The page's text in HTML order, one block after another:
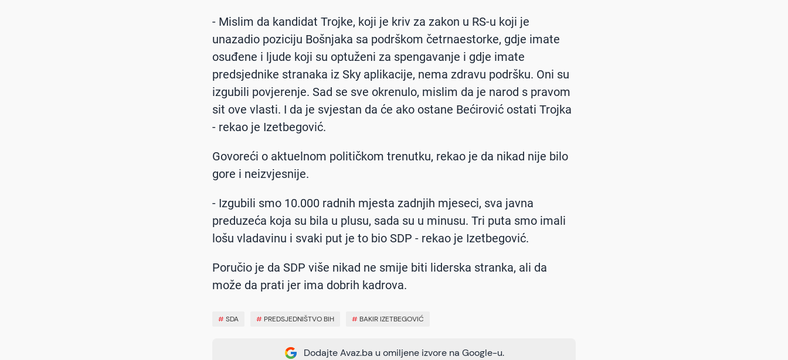
- Mislim da kandidat Trojke, koji je kriv za zakon u RS-u koji je
unazadio poziciju Bošnjaka sa podrškom četrnaestorke, gdje imate
osuđene i ljude koji su optuženi za spengavanje i gdje imate
predsjednike stranaka iz Sky aplikacije, nema zdravu podršku. Oni su
izgubili povjerenje. Sad se sve okrenulo, mislim da je narod s pravom
sit ove vlasti. I da je svjestan da će ako ostane Bećirović ostati Trojka
- rekao je Izetbegović.
Govoreći o aktuelnom političkom trenutku, rekao je da nikad nije bilo
gore i neizvjesnije.
- Izgubili smo 10.000 radnih mjesta zadnjih mjeseci, sva javna
preduzeća koja su bila u plusu, sada su u minusu. Tri puta smo imali
lošu vladavinu i svaki put je to bio SDP - rekao je Izetbegović.
Poručio je da SDP više nikad ne smije biti liderska stranka, ali da
može da prati jer ima dobrih kadrova.
#SDA # PREDSJEDNIŠTVO BIH # BAKIR IZETBEGOVIĆ
Dodajte Avaz.ba u omiljene izvore na Google-u.